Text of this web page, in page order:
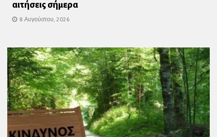
αιτήσεις σήμερα
8 Αυγούστου, 2026